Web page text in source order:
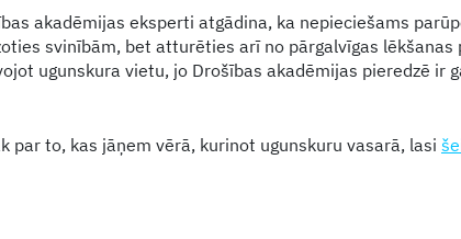
akadēmijas eksperti atgādina, ka nepieciešams
svinībām, bet atturēties arī no pārgalvīgas
ugunskura vietu, jo Drošības akadēmijas pieredzē ir
par to, kas jāņem vērā, kurinot ugunskuru vasarā, lasi